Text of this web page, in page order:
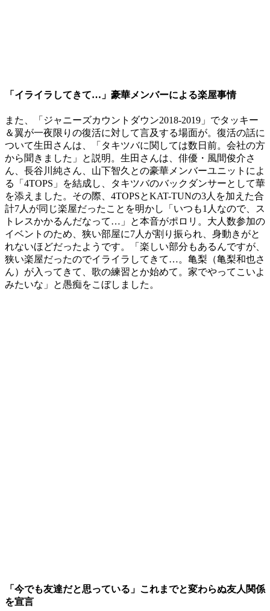
「イライラしてきて…」豪華メンバーによる楽屋事情
また、「ジャニーズカウントダウン2018-2019」でタッキー
＆翼が一夜限りの復活に対して言及する場面が。復活の話に
ついて生田さんは、「タキツバに関しては数日前。会社の方
から聞きました」と説明。生田さんは、俳優・風間俊介さ
ん、長谷川純さん、山下智久との豪華メンバーユニットによ
る「4TOPS」を結成し、タキツバのバックダンサーとして華
を添えました。その際、4TOPSとKAT-TUNの3人を加えた合
計7人が同じ楽屋だったことを明かし「いつも1人なので、ス
トレスかかるんだなって…」と本音がポロリ。大人数参加の
イベントのため、狭い部屋に7人が割り振られ、身動きがと
れないほどだったようです。「楽しい部分もあるんですが、
狭い楽屋だったのでイライラしてきて…。亀梨（亀梨和也さ
ん）が入ってきて、歌の練習とか始めて。家でやってこいよ
みたいな」と愚痴をこぼしました。
「今でも友達だと思っている」これまでと変わらぬ友人関係
を宣言